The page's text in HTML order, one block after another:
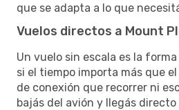
que se adapta a lo que
Vuelos directos a Mount
Un vuelo sin escala es la
si el tiempo importa más que
de conexión que recorrer ni
bajás del avión y llegás